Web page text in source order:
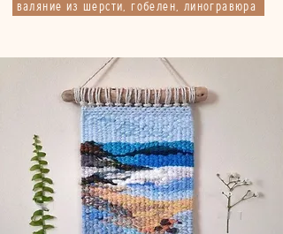
валяние из шерсти, гобелен, линогравюра